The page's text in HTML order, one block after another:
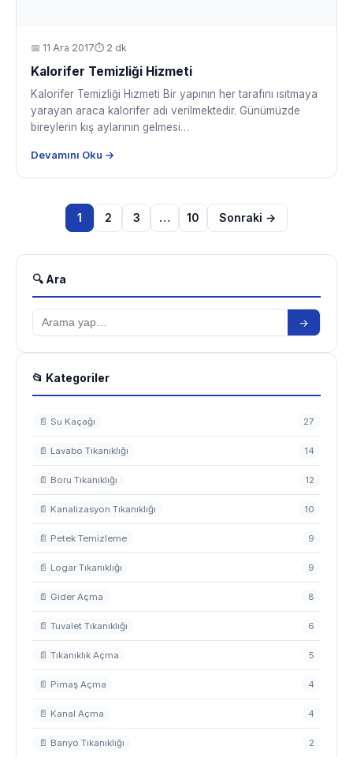
📅 11 Ara 2017⏱ 2 dk
Kalorifer Temizliği Hizmeti
Kalorifer Temizliği Hizmeti Bir yapının her tarafını ısıtmaya
yarayan araca kalorifer adı verilmektedir. Günümüzde
bireylerin kış aylarının gelmesi…
Devamını Oku →
1 2 3 … 10 Sonraki →
🔍 Ara
→
📂 Kategoriler
📄 Su Kaçağı 27
📄 Lavabo Tıkanıklığı 14
📄 Boru Tıkanıklığı 12
📄 Kanalizasyon Tıkanıklığı 10
📄 Petek Temizleme 9
📄 Logar Tıkanıklığı 9
📄 Gider Açma 8
📄 Tuvalet Tıkanıklığı 6
📄 Tıkanıklık Açma 5
📄 Pimaş Açma 4
📄 Kanal Açma 4
📄 Banyo Tıkanıklığı 2